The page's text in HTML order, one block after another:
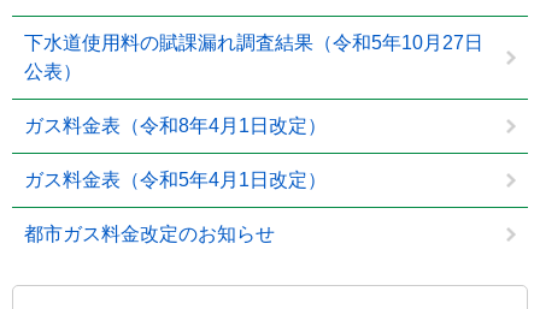
下水道使用料の賦課漏れ調査結果（令和5年10月27日
公表）
ガス料金表（令和8年4月1日改定）
ガス料金表（令和5年4月1日改定）
都市ガス料金改定のお知らせ